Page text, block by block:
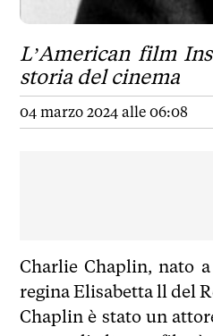
L’American film
storia del cinema
04 marzo 2024 alle 06:08
Charlie Chaplin, nato
regina Elisabetta ll del
Chaplin è stato un